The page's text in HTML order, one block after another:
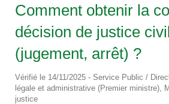
Comment obtenir la
décision de justice
(jugement, arrêt) ?
Vérifié le 14/11/2025 - Service Public /
légale et administrative (Premier ministre),
justice